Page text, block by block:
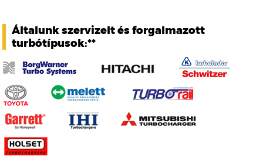
Általunk szervizelt és forgalmazott
turbótípusok:**